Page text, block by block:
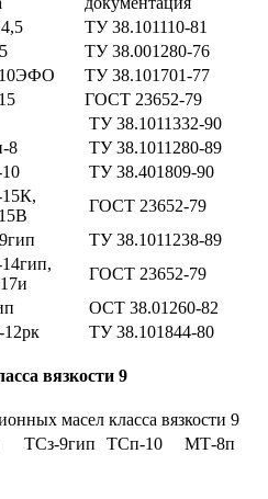
ТУ 38.101110-81
ТУ 38.001280-76
ТУ 38.101701-77
ГОСТ 23652-79
ТУ 38.1011332-90
8
ТУ 38.1011280-89
ТУ 38.401809-90
ГОСТ 23652-79
ТУ 38.1011238-89
ГОСТ 23652-79
ОСТ 38.01260-82
ТУ 38.101844-80
вязкости 9
масел класса вязкости 9
ТСз-9гип ТСп-10
МТ-8п